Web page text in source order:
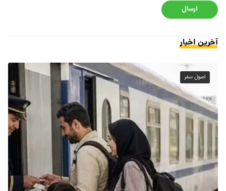
ارسال
آخرین اخبار
اصول سفر